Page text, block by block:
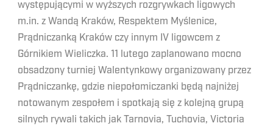
występującymi w wyższych rozgrywkach ligowych
m.in. z Wandą Kraków, Respektem Myślenice,
Prądniczanką Kraków czy innym IV ligowcem z
Górnikiem Wieliczka. 11 lutego zaplanowano mocno
obsadzony turniej Walentynkowy organizowany przez
Prądniczankę, gdzie niepołomiczanki będą najniżej
notowanym zespołem i spotkają się z kolejną grupą
silnych rywali takich jak Tarnovia, Tuchovia, Victoria